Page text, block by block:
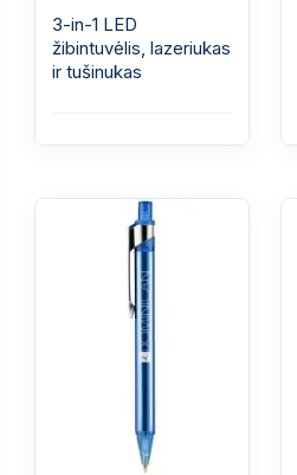
3-in-1 LED
žibintuvėlis, lazeriukas
ir tušinukas